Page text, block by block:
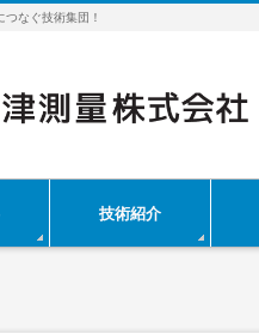
つなぐ技術集団！
技術紹介